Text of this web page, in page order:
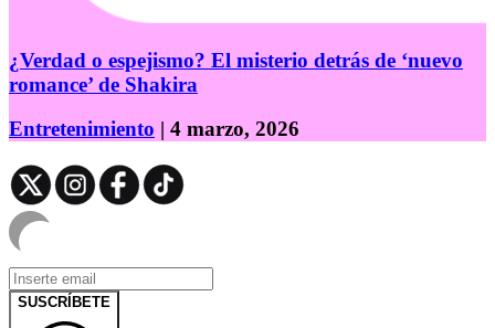
¿Verdad o espejismo? El misterio detrás de ‘nuevo
romance’ de Shakira
Entretenimiento | 4 marzo, 2026
SUSCRÍBETE